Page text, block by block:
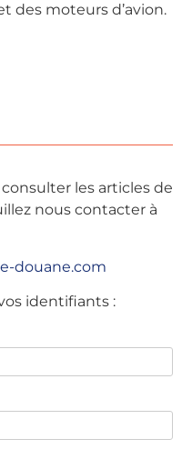
des moteurs d’avion.
les articles de
nous contacter à
douane.com
identifiants :